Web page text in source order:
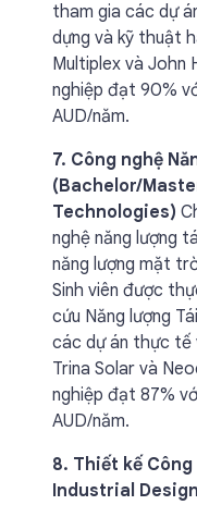
tham gia các dự
dựng và kỹ thuật
Multiplex và John
nghiệp đạt 90%
AUD/năm.
7. Công nghệ
(Bachelor/
Technologies)
nghệ năng lượng
năng lượng mặt
Sinh viên được
cứu Năng lượng
các dự án thực tế
Trina Solar và
nghiệp đạt 87%
AUD/năm.
8. Thiết kế
Industrial